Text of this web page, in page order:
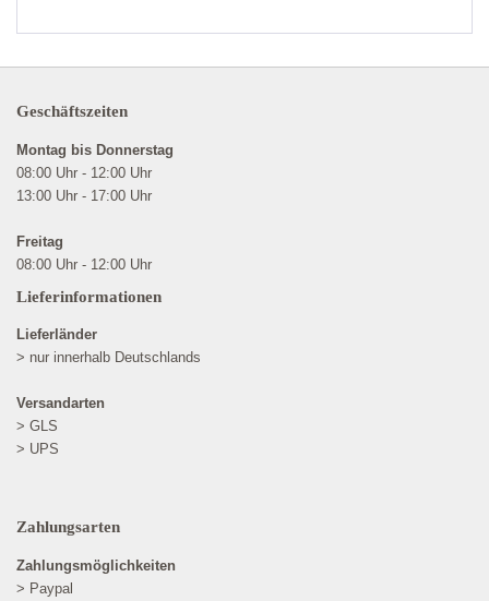
Geschäftszeiten
Montag bis Donnerstag
08:00 Uhr - 12:00 Uhr
13:00 Uhr - 17:00 Uhr
Freitag
08:00 Uhr - 12:00 Uhr
Lieferinformationen
Lieferländer
> nur innerhalb Deutschlands
Versandarten
> GLS
> UPS
Zahlungsarten
Zahlungsmöglichkeiten
> Paypal